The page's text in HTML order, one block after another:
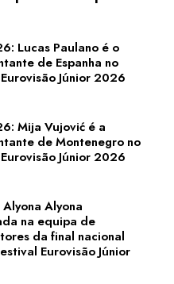
Lucas Paulano é o
de Espanha no
Júnior 2026
Mija Vujović é a
de Montenegro no
Júnior 2026
Alyona
na equipa de
da final nacional
Eurovisão Júnior